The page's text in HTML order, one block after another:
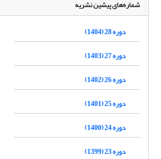
شماره‌های پیشین نشریه
دوره 28 (1404)
دوره 27 (1403)
دوره 26 (1402)
دوره 25 (1401)
دوره 24 (1400)
دوره 23 (1399)